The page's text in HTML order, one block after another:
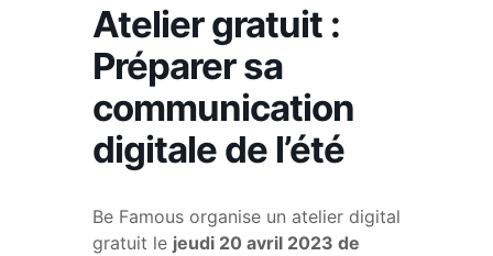
Atelier gratuit :
Préparer sa
communication
digitale de l’été
Be Famous organise un atelier digital
gratuit le jeudi 20 avril 2023 de